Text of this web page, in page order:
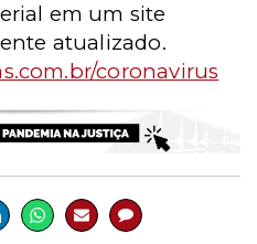
em um site
atualizado.
coronavirus